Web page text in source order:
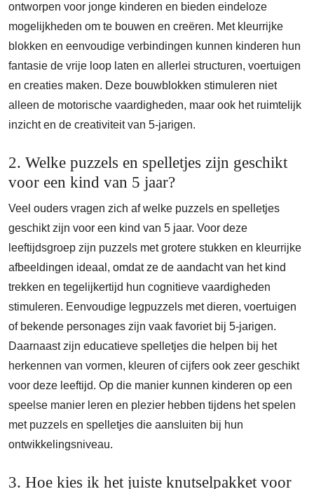
ontworpen voor jonge kinderen en bieden eindeloze
mogelijkheden om te bouwen en creëren. Met kleurrijke
blokken en eenvoudige verbindingen kunnen kinderen hun
fantasie de vrije loop laten en allerlei structuren, voertuigen
en creaties maken. Deze bouwblokken stimuleren niet
alleen de motorische vaardigheden, maar ook het ruimtelijk
inzicht en de creativiteit van 5-jarigen.
2. Welke puzzels en spelletjes zijn geschikt
voor een kind van 5 jaar?
Veel ouders vragen zich af welke puzzels en spelletjes
geschikt zijn voor een kind van 5 jaar. Voor deze
leeftijdsgroep zijn puzzels met grotere stukken en kleurrijke
afbeeldingen ideaal, omdat ze de aandacht van het kind
trekken en tegelijkertijd hun cognitieve vaardigheden
stimuleren. Eenvoudige legpuzzels met dieren, voertuigen
of bekende personages zijn vaak favoriet bij 5-jarigen.
Daarnaast zijn educatieve spelletjes die helpen bij het
herkennen van vormen, kleuren of cijfers ook zeer geschikt
voor deze leeftijd. Op die manier kunnen kinderen op een
speelse manier leren en plezier hebben tijdens het spelen
met puzzels en spelletjes die aansluiten bij hun
ontwikkelingsniveau.
3. Hoe kies ik het juiste knutselpakket voor